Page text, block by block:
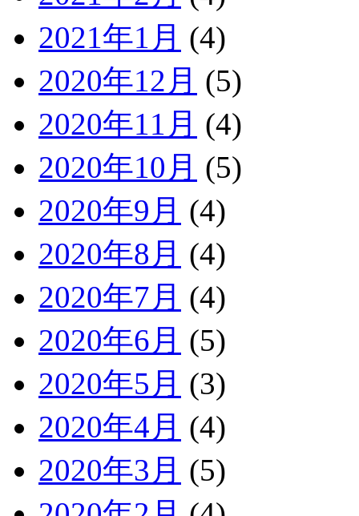
2021年1月 (4)
2020年12月 (5)
2020年11月 (4)
2020年10月 (5)
2020年9月 (4)
2020年8月 (4)
2020年7月 (4)
2020年6月 (5)
2020年5月 (3)
2020年4月 (4)
2020年3月 (5)